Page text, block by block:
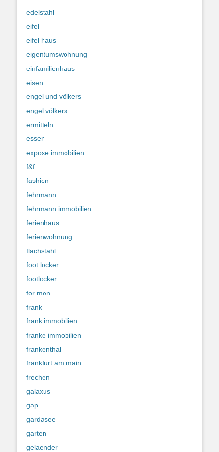
edelstahl
eifel
eifel haus
eigentumswohnung
einfamilienhaus
eisen
engel und völkers
engel völkers
ermitteln
essen
expose immobilien
f&f
fashion
fehrmann
fehrmann immobilien
ferienhaus
ferienwohnung
flachstahl
foot locker
footlocker
for men
frank
frank immobilien
franke immobilien
frankenthal
frankfurt am main
frechen
galaxus
gap
gardasee
garten
gelaender